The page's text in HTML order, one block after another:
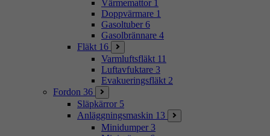
Värmemattor 1
Doppvärmare 1
Gasoltuber 6
Gasolbrännare 4
Fläkt 16
Varmluftsfläkt 11
Luftavfuktare 3
Evakueringsfläkt 2
Fordon 36
Släpkärror 5
Anläggningsmaskin 13
Minidumper 3